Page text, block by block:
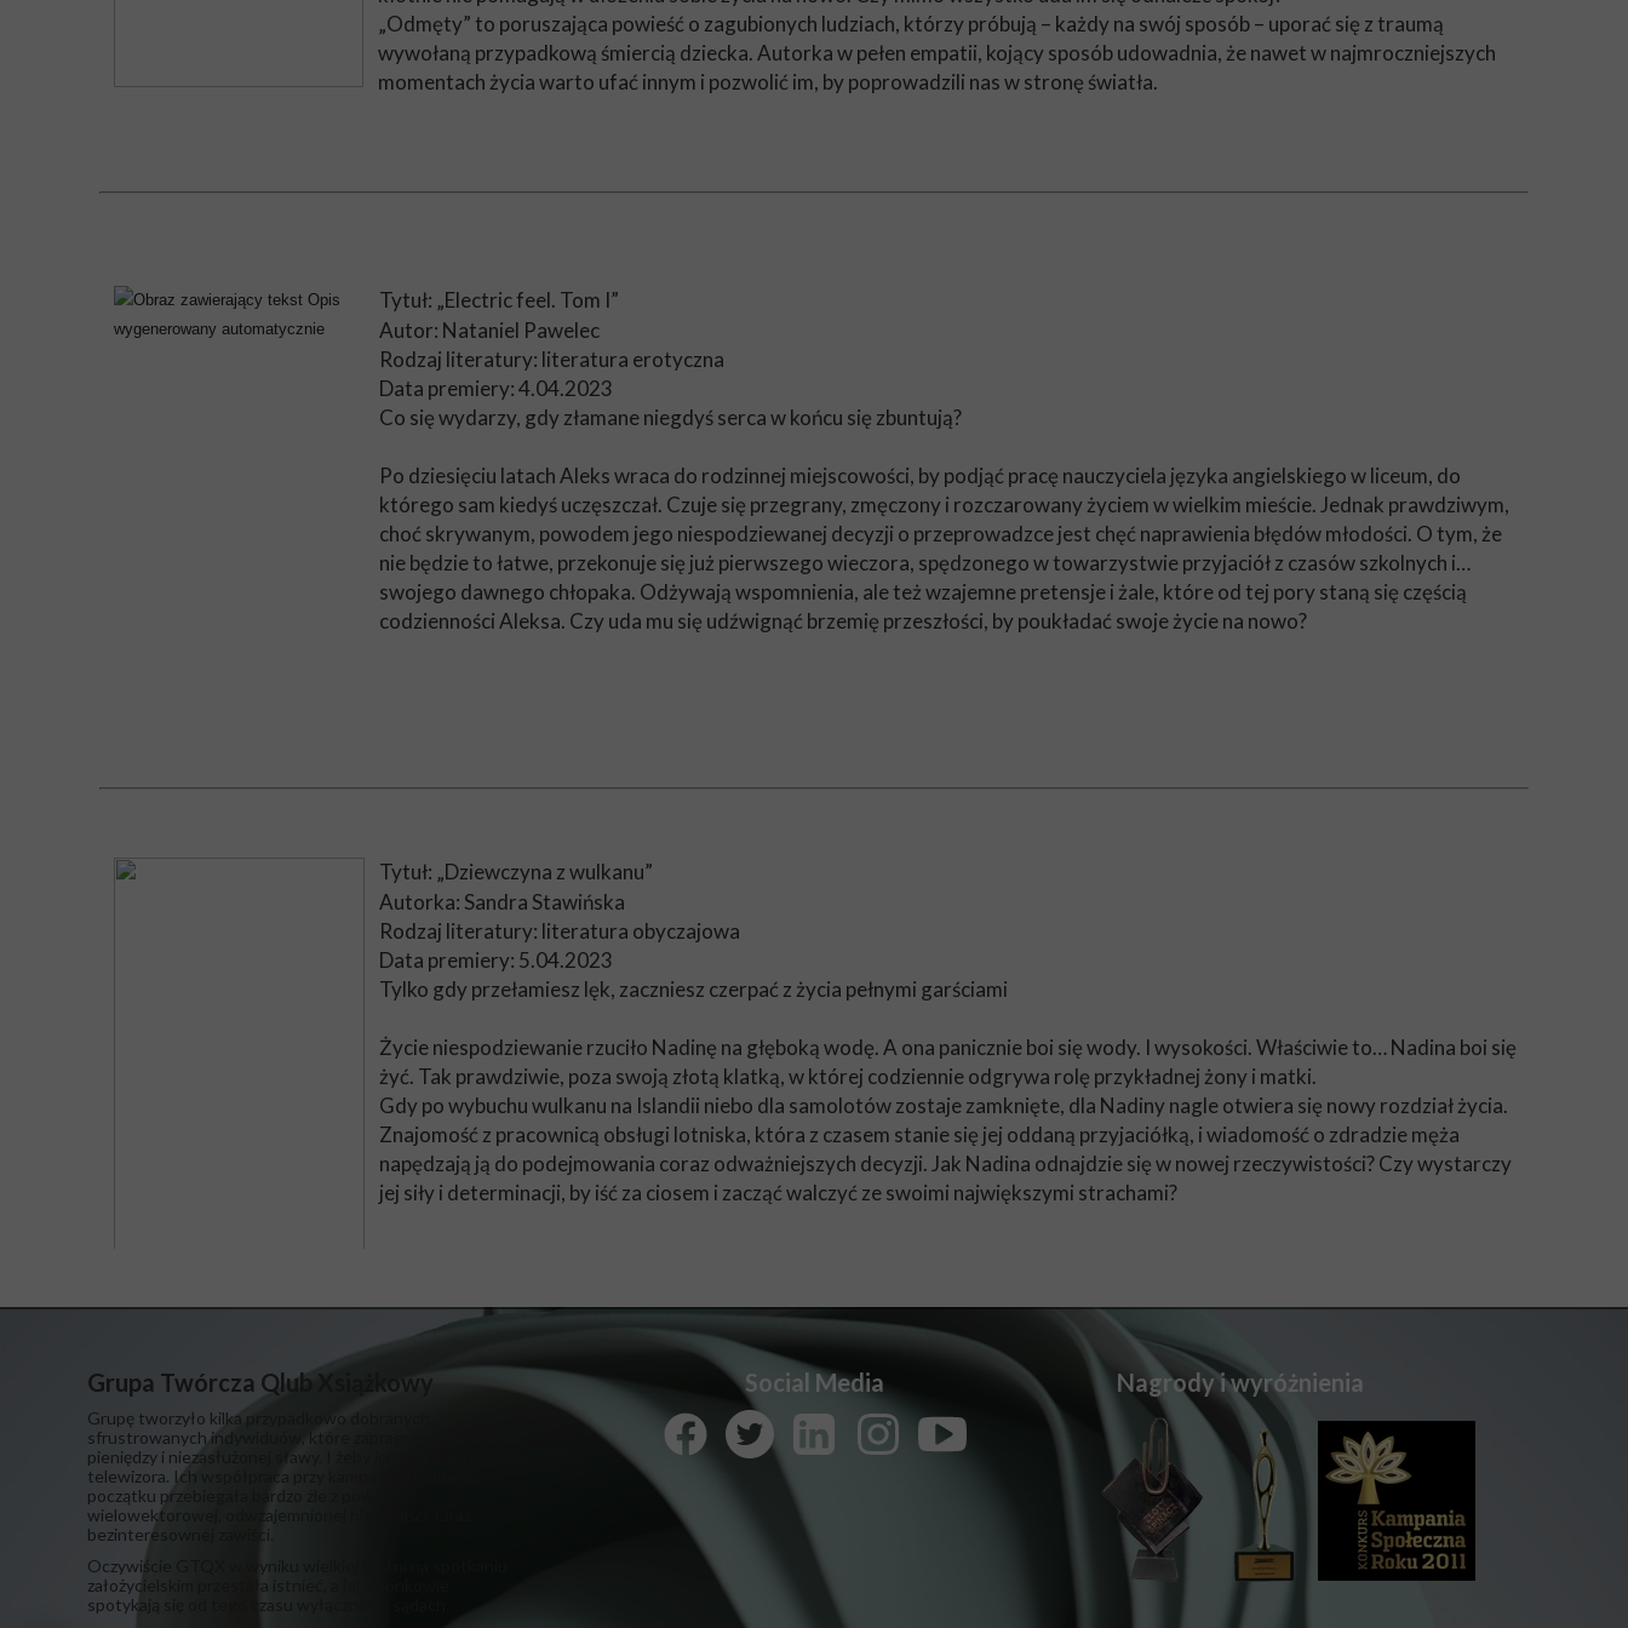
„Odmęty” to poruszająca powieść o zagubionych ludziach, którzy próbują – każdy na swój sposób – uporać się z traumą
wywołaną przypadkową śmiercią dziecka. Autorka w pełen empatii, kojący sposób udowadnia, że nawet w najmroczniejszych
momentach życia warto ufać innym i pozwolić im, by poprowadzili nas w stronę światła.
Tytuł: „Electric feel. Tom I”
Autor: Nataniel Pawelec
Rodzaj literatury: literatura erotyczna
Data premiery: 4.04.2023
Co się wydarzy, gdy złamane niegdyś serca w końcu się zbuntują?
Po dziesięciu latach Aleks wraca do rodzinnej miejscowości, by podjąć pracę nauczyciela języka angielskiego w liceum, do
którego sam kiedyś uczęszczał. Czuje się przegrany, zmęczony i rozczarowany życiem w wielkim mieście. Jednak prawdziwym,
choć skrywanym, powodem jego niespodziewanej decyzji o przeprowadzce jest chęć naprawienia błędów młodości. O tym, że
nie będzie to łatwe, przekonuje się już pierwszego wieczora, spędzonego w towarzystwie przyjaciół z czasów szkolnych i…
swojego dawnego chłopaka. Odżywają wspomnienia, ale też wzajemne pretensje i żale, które od tej pory staną się częścią
codzienności Aleksa. Czy uda mu się udźwignąć brzemię przeszłości, by poukładać swoje życie na nowo?
Tytuł: „Dziewczyna z wulkanu”
Autorka: Sandra Stawińska
Rodzaj literatury: literatura obyczajowa
Data premiery: 5.04.2023
Tylko gdy przełamiesz lęk, zaczniesz czerpać z życia pełnymi garściami
Życie niespodziewanie rzuciło Nadinę na głęboką wodę. A ona panicznie boi się wody. I wysokości. Właściwie to… Nadina boi się
żyć. Tak prawdziwie, poza swoją złotą klatką, w której codziennie odgrywa rolę przykładnej żony i matki.
Gdy po wybuchu wulkanu na Islandii niebo dla samolotów zostaje zamknięte, dla Nadiny nagle otwiera się nowy rozdział życia.
Znajomość z pracownicą obsługi lotniska, która z czasem stanie się jej oddaną przyjaciółką, i wiadomość o zdradzie męża
napędzają ją do podejmowania coraz odważniejszych decyzji. Jak Nadina odnajdzie się w nowej rzeczywistości? Czy wystarczy
jej siły i determinacji, by iść za ciosem i zacząć walczyć ze swoimi największymi strachami?
Grupa Twórcza Qlub Xsiążkowy
Grupę tworzyło kilka przypadkowo dobranych,
sfrustrowanych indywiduów, które zapragnęły poklasku,
pieniędzy i niezasłużonej sławy. I żeby ich zaprosili do
telewizora. Ich współpraca przy kampanii od samego
początku przebiegała bardzo źle z powodu
wielowektorowej, odwzajemnionej nienawiści. Oraz
bezinteresownej zawiści.
​Oczywiście GTQX w wyniku wielkiej kłótni na spotkaniu
założycielskim przestała istnieć, a jej członkowie
spotykają się od tego czasu wyłącznie w sądach.
Social Media Nagrody i wyróżnienia